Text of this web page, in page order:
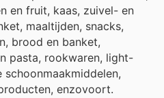
en fruit, kaas, zuivel- en
maaltijden, snacks,
brood en banket,
pasta, rookwaren, light-
enzovoort.